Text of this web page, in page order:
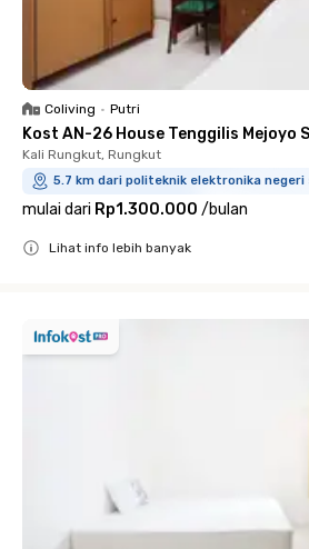
Coliving • Putri
Kost AN-26 House Tenggilis Mejoyo
Kali Rungkut, Rungkut
5.7 km dari politeknik elektronika negeri
mulai dari Rp1.300.000 /bulan
Lihat info lebih banyak